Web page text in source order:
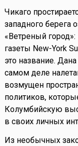
Чикаго
западного берега
«Ветреный город»:
газеты New-York
это название.
самом деле
возмущен
политиков,
Колумбийскую
в своих личных
Из необычных